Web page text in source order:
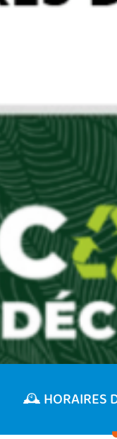
🕰️ HORAIRES